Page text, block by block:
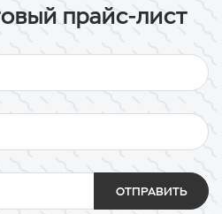
прайс-лист
ОТПРАВИТЬ